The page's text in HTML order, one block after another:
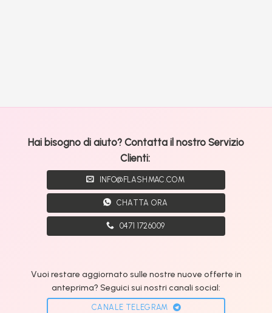
Hai bisogno di aiuto? Contatta il nostro Servizio
Clienti:
INFO@FLASHMAC.COM
CHATTA ORA
0471 1726009
Vuoi restare aggiornato sulle nostre nuove offerte in
anteprima? Seguici sui nostri canali social:
CANALE TELEGRAM